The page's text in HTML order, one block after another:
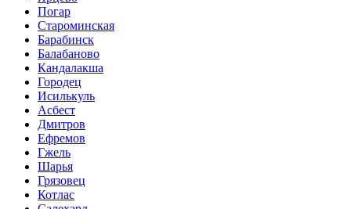
Погар
Староминская
Барабинск
Балабаново
Кандалакша
Городец
Исилькуль
Асбест
Дмитров
Ефремов
Гжель
Шарья
Грязовец
Котлас